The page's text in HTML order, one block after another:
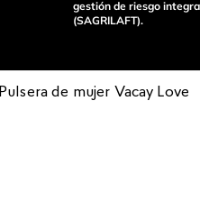
Pulsera de mujer Vacay Love
gestión de riesgo
(SAGRILAFT).